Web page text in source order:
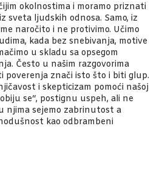
okolnostima i moramo priznati
sveta ljudskih odnosa. Samo, iz
naročito i ne protivimo. Učimo
kada bez snebivanja, motive
u skladu sa opsegom
Često u našim razgovorima
poverenja znači isto što i biti glup.
i skepticizam pomoći našoj
se“, postignu uspeh, ali ne
njima sejemo zabrinutost a
kao odbrambeni